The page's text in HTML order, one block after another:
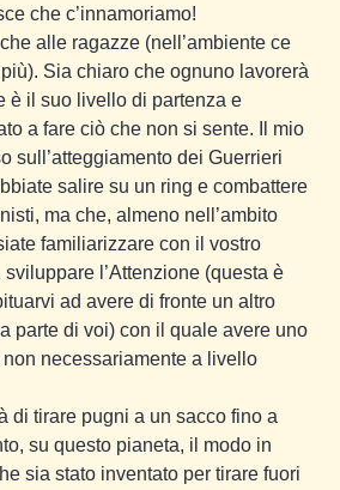
che c’innamoriamo!
alle ragazze (nell’ambiente ce
Sia chiaro che ognuno lavorerà
è il suo livello di partenza e
a fare ciò che non si sente. Il mio
sull’atteggiamento dei Guerrieri
salire su un ring e combattere
ma che, almeno nell’ambito
familiarizzare con il vostro
l’Attenzione (questa è
ad avere di fronte un altro
parte di voi) con il quale avere uno
necessariamente a livello
di tirare pugni a un sacco fino a
su questo pianeta, il modo in
sia stato inventato per tirare fuori